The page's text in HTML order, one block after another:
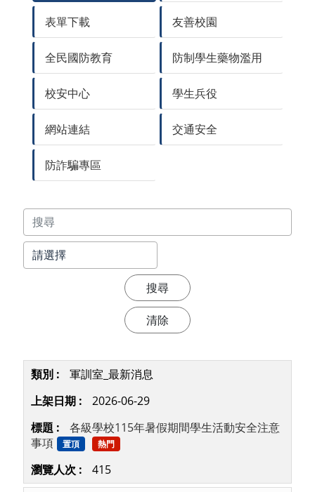
表單下載 友善校園
全民國防教育 防制學生藥物濫用
校安中心 學生兵役
網站連結 交通安全
防詐騙專區
軍訓室_最新消息
2026-06-29
各級學校115年暑假期間學生活動安全注意
事項
置頂 熱門
415